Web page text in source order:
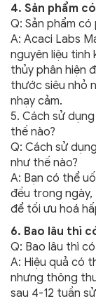
4. Sản phẩm
Q: Sản phẩm
A: Acaci Labs
nguyên liệu tinh
thủy phân hiện
thước siêu nhỏ
nhạy cảm.
5. Cách sử
thế nào?
Q: Cách sử
như thế nào?
A: Bạn có thể
đều trong
để tối ưu hoá
6. Bao lâu thì
Q: Bao lâu thì
A: Hiệu quả có
nhưng thông
sau 4-12 tuần